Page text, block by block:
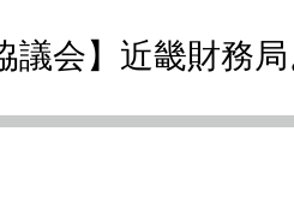
議会】近畿財務